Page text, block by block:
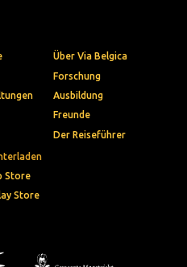
Store
Store
Über Via Belgica
Forschung
Ausbildung
Freunde
Der Reiseführer